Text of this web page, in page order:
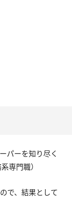
パーを知り尽く
専門職）
で、結果として